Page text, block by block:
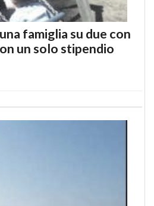
famiglia su due con
un solo stipendio